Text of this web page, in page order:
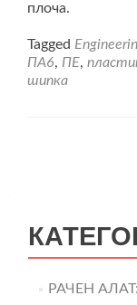
плоча.
Tagged
ПА6, ПЕ,
шипка
РАЧЕН